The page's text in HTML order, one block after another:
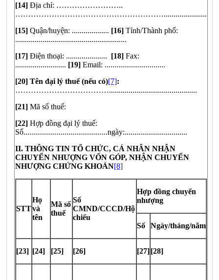
[14] Địa chỉ: ……………………..
…………………………………………………......................
[15] Quận/huyện: ................... [16] Tỉnh/Thành phố:
.........................................................
[17] Điện thoại: ..................... [18] Fax:
.......................... [19] Email: ...............................
[20] Tên đại lý thuế (nếu có)[7]:
……………………………….............................................
[21] Mã số thuế:
[22] Hợp đồng đại lý thuế:
Số...........................................ngày:................................
II. THÔNG TIN TỔ CHỨC, CÁ NHÂN NHẬN
CHUYỂN NHƯỢNG VỐN GÓP, NHẬN CHUYỂN
NHƯỢNG CHỨNG KHOÁN[8]
STT
Họ
và
tên
Mã số
thuế
Số
CMND/CCCD/Hộ
chiếu
Hợp đồng chuyển
nhượng
Số Ngày/tháng/năm
[23] [24] [25] [26] [27][28]